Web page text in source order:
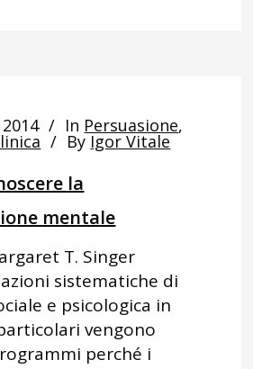
In Persuasione,
By Igor Vitale
la
mentale
T. Singer
sistematiche di
e psicologica in
vengono
perché i